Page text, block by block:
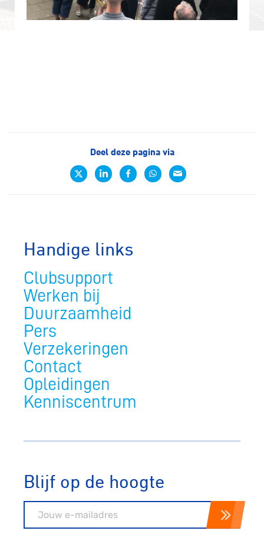
Deel deze pagina via
Handige links
Clubsupport
Werken bij
Duurzaamheid
Pers
Verzekeringen
Contact
Opleidingen
Kenniscentrum
Blijf op de hoogte